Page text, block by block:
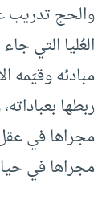
والحج تدريب
العُليا التي
مبادئه وقيَمه
ربطها
مجراها في
مجراها في